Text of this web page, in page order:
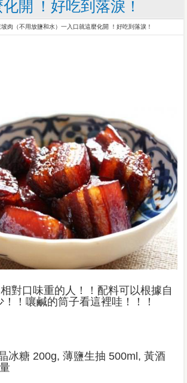
開 ！好吃到落淚！
肉（不用放鹽和水）一入口就這麼化開 ！好吃到落淚！
對口味重的人！！配料可以根據自
！嚷鹹的筒子看這裡哇！！！
冰糖 200g, 薄鹽生抽 500ml, 黃酒